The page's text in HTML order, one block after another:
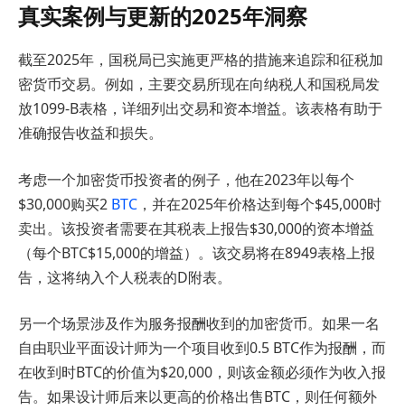
真实案例与更新的2025年洞察
截至2025年，国税局已实施更严格的措施来追踪和征税加
密货币交易。例如，主要交易所现在向纳税人和国税局发
放1099-B表格，详细列出交易和资本增益。该表格有助于
准确报告收益和损失。
考虑一个加密货币投资者的例子，他在2023年以每个
$30,000购买2 BTC ，并在2025年价格达到每个$45,000时
卖出。该投资者需要在其税表上报告$30,000的资本增益
（每个BTC$15,000的增益）。该交易将在8949表格上报
告，这将纳入个人税表的D附表。
另一个场景涉及作为服务报酬收到的加密货币。如果一名
自由职业平面设计师为一个项目收到0.5 BTC作为报酬，而
在收到时BTC的价值为$20,000，则该金额必须作为收入报
告。如果设计师后来以更高的价格出售BTC，则任何额外